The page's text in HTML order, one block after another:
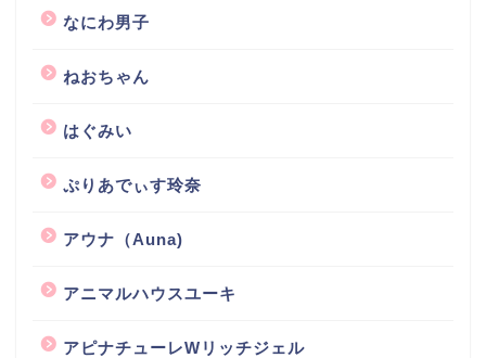
なにわ男子
ねおちゃん
はぐみい
ぷりあでぃす玲奈
アウナ（Auna)
アニマルハウスユーキ
アピナチューレWリッチジェル